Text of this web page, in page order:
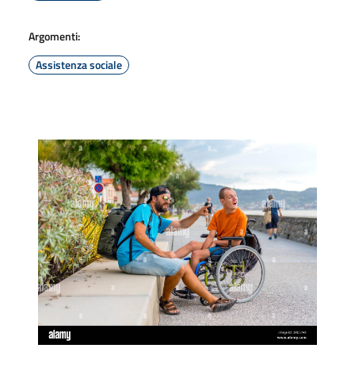
Argomenti:
Assistenza sociale